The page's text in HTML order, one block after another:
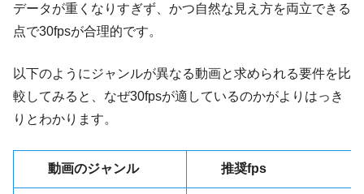
データが重くなりすぎず、かつ自然な見え方を両立できる
点で30fpsが合理的です。
以下のようにジャンルが異なる動画と求められる要件を比
較してみると、なぜ30fpsが適しているのかがよりはっき
りとわかります。
動画のジャンル 推奨fps